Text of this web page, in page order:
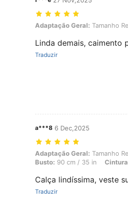
Adaptação Geral: Tamanho Real,
Adaptação Geral: Tamanho
Linda demais, caimento
Traduzir
a***8 6 Dec,2025
Adaptação Geral: Tamanho Real,
Adaptação Geral: Tamanho
Busto: 90 cm / 35 in
Calça lindíssima, veste
Traduzir